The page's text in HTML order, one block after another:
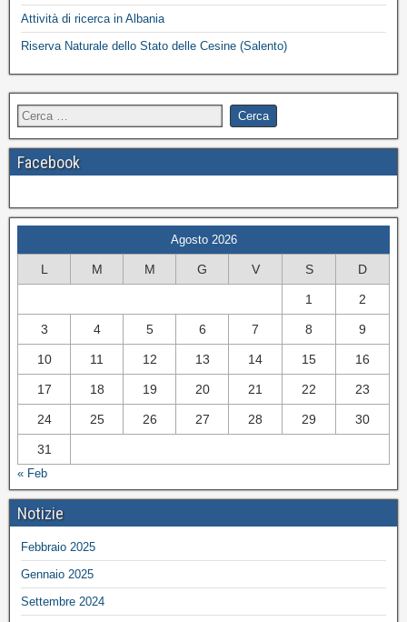
Attività di ricerca in Albania
Riserva Naturale dello Stato delle Cesine (Salento)
Facebook
Agosto 2026
L M M G V S D
1 2
3 4 5 6 7 8 9
10 11 12 13 14 15 16
17 18 19 20 21 22 23
24 25 26 27 28 29 30
31
« Feb
Notizie
Febbraio 2025
Gennaio 2025
Settembre 2024